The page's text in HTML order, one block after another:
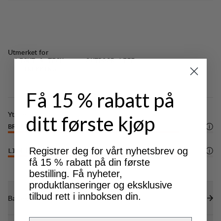
Utmerket for
LIGHT & TECH
OUTDOOR LIFE
Ytelse
BREATHABILITY 5/6
LIGHTWEIGHT 5/6
Bærekraftsegenskaper
Få 15 % rabatt på
ditt første kjøp
Registrer deg for vårt nyhetsbrev og
få 15 % rabatt på din første
bestilling. Få nyheter,
produktlanseringer og eksklusive
tilbud rett i innboksen din.